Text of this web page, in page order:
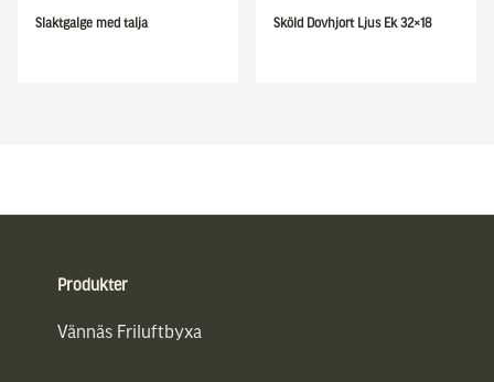
Slaktgalge med talja Sköld Dovhjort Ljus Ek 32×18
Produkter
Vännäs Friluftbyxa